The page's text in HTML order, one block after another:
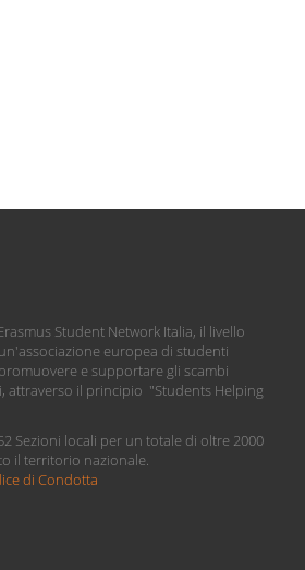
Student Network Italia, il livello
europea di studenti
e supportare gli scambi
attraverso il principio "Students Helping
Sezioni locali per un totale di oltre 2000
il territorio nazionale.
di Condotta